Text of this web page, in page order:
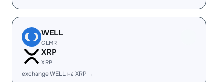
WELL
GLMR
XRP
XRP
exchange WELL на XRP →